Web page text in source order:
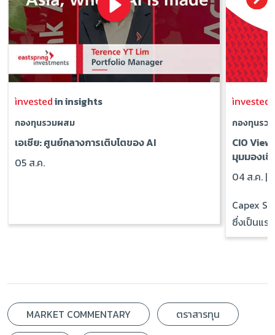
in insights
กองทุนรวมผสม
เอเชีย: ศูนย์กลางการเติบโตของ AI
05 ส.ค.
กองทุนรว
CIO
มุมมองเชิ
04 ส.ค. |
Capex
ซึ่งเป็นแร
MARKET COMMENTARY
ตราสารทุน